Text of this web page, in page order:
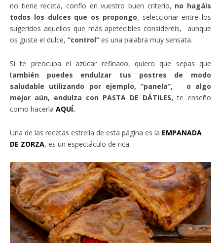
no tiene receta, confío en vuestro buen criterio, no hagáis
todos los dulces que os propongo, seleccionar entre los
sugeridos aquellos que más apetecibles consideréis, aunque
os guste el dulce, “control” es una palabra muy sensata.
Si te preocupa el azúcar refinado, quiero que sepas que
también puedes endulzar tus postres de modo
saludable utilizando por ejemplo, “panela”, o algo
mejor aún, endulza con PASTA DE DÁTILES,te enseño
como hacerla AQUÍ.
Una de las recetas estrella de esta página es la EMPANADA
DE ZORZA, es un espectáculo de rica.